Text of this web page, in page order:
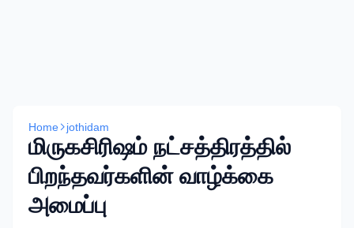
Home jothidam
மிருகசிரிஷம் நட்சத்திரத்தில்
பிறந்தவர்களின் வாழ்க்கை
அமைப்பு